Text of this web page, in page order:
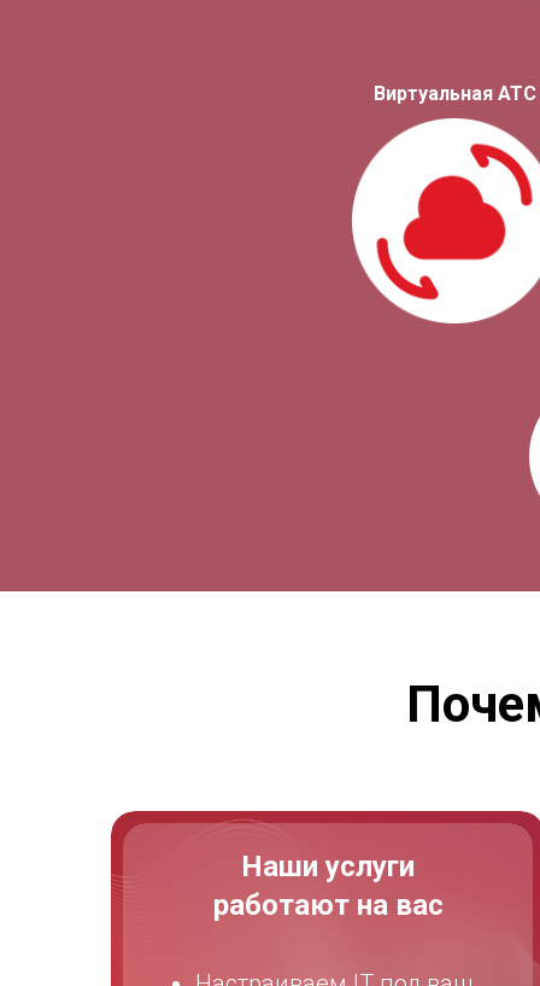
Виртуальная АТС
Наши услуги
работают на вас